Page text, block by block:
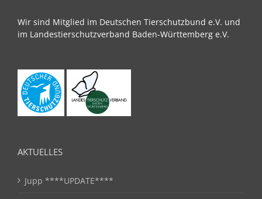
Wir sind Mitglied im Deutschen Tierschutzbund e.V. und
im Landestierschutzverband Baden-Württemberg e.V.
AKTUELLES
Jupp ****UPDATE****